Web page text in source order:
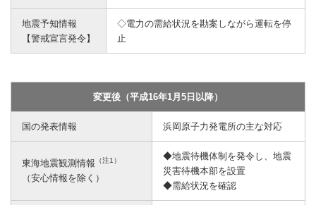
地震予知情報
【警戒宣言発令】
◇電力の需給状況を勘案しながら運転を停
止
変更後（平成16年1月5日以降）
国の発表情報 浜岡原子力発電所の主な対応
東海地震観測情報 （注1）
（安心情報を除く）
◆地震待機体制を発令し、地震
災害待機本部を設置
◆需給状況を確認